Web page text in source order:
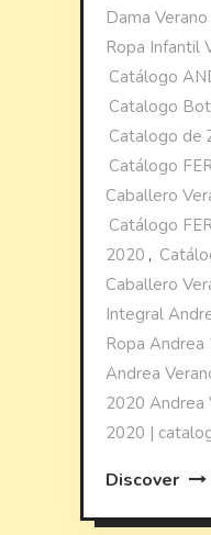
Dama
Ropa Infantil
Catálogo
Catalogo
Catalogo de
Catálogo
Caballero
Catálogo
2020 ,
Caballero
Integral
Ropa Andrea
Andrea
2020 Andrea
2020 |
Discover